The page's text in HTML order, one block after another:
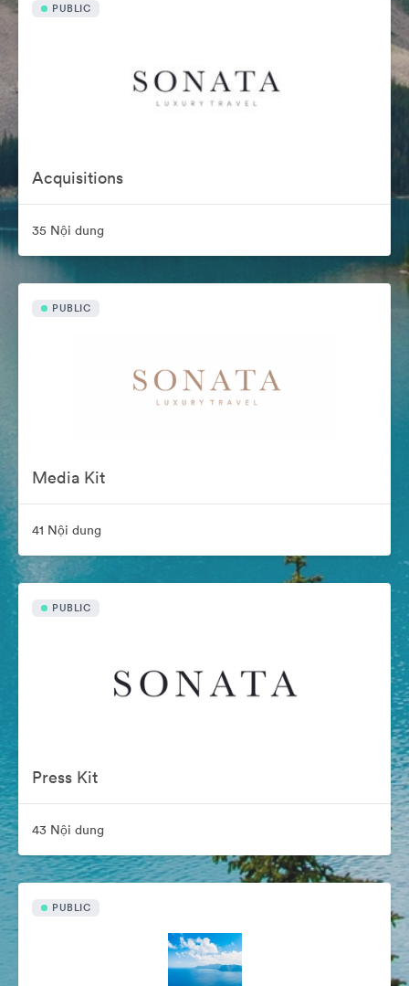
PUBLIC
Acquisitions
35 Nội dung
PUBLIC
Media Kit
41 Nội dung
PUBLIC
Press Kit
43 Nội dung
PUBLIC